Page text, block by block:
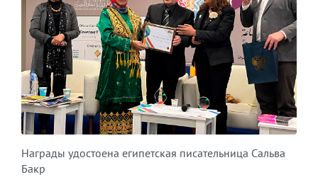
Награды удостоена египетская писательница Сальва
Бакр